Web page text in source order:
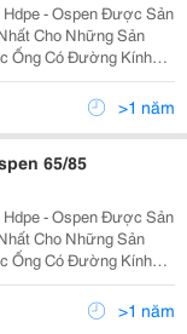
- Ospen Được Sản
Cho Những Sản
Ống Có Đường Kính
Lực Lớn, Kinh Tế, Tiết
>1 năm
65/85
- Ospen Được Sản
Cho Những Sản
Ống Có Đường Kính
Lực Lớn, Kinh Tế, Tiết
>1 năm